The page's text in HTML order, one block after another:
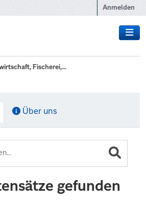
Anmelden
Fischerei,...
Über uns
gefunden